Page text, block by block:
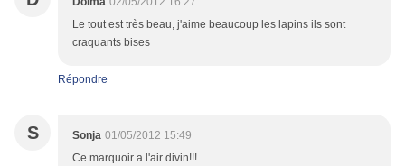
Le tout est très beau, j'aime beaucoup les lapins ils sont
craquants bises
Répondre
S Sonja 01/05/2012 15:49
Ce marquoir a l'air divin!!!